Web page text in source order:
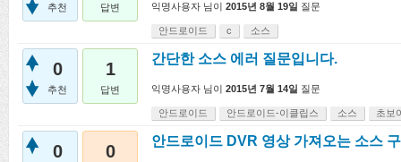
추천 답변 익명사용자 님이 2015년 8월 19일 질문
안드로이드 c 소스
0
추천
1
답변
간단한 소스 에러 질문입니다.
익명사용자 님이 2015년 7월 14일 질문
안드로이드 안드로이드-이클립스 소스 초보
0 0
안드로이드 DVR 영상 가져오는 소스